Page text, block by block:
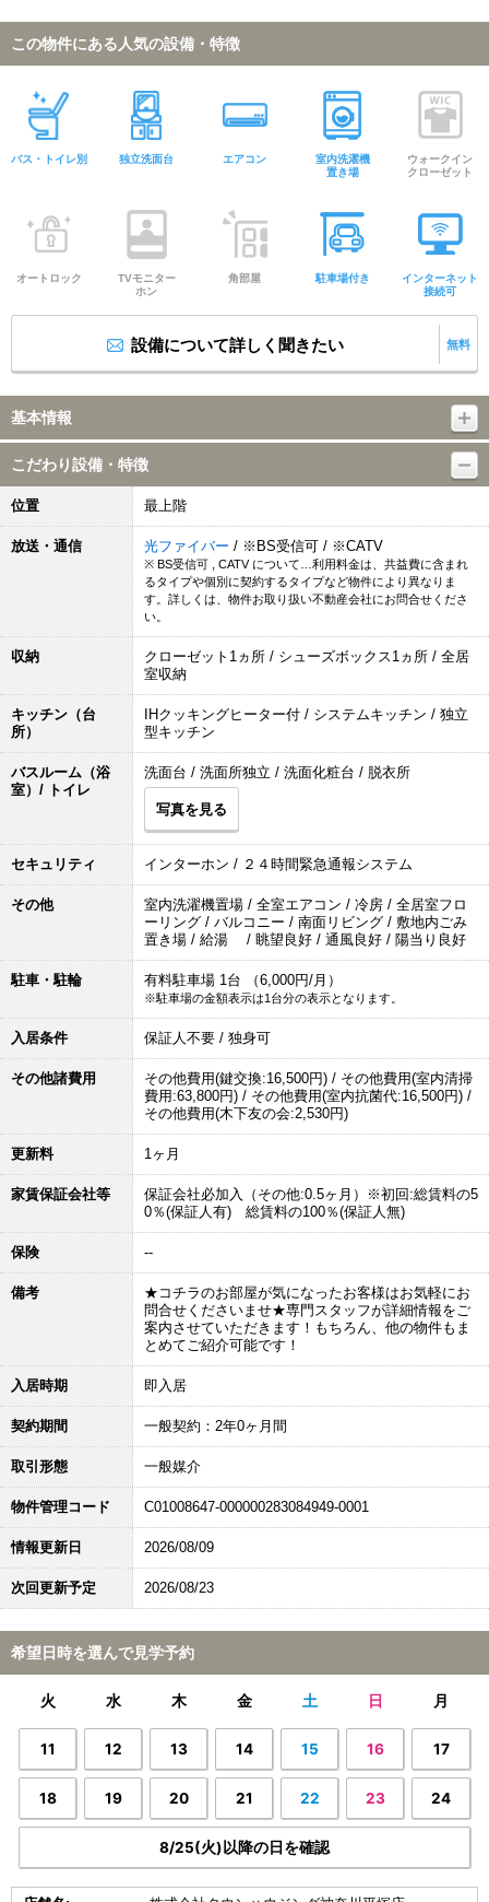
この物件にある人気の設備・特徴
バス・トイレ別 独立洗面台 エアコン
室内洗濯機
置き場
ウォークイン
クローゼット
オートロック
TVモニター
ホン
角部屋 駐車場付き
インターネット
接続可
設備について詳しく聞きたい 無料
基本情報
こだわり設備・特徴
位置 最上階
放送・通信 光ファイバー / ※BS受信可 / ※CATV
※ BS受信可 , CATV について…利用料金は、共益費に含まれ
るタイプや個別に契約するタイプなど物件により異なりま
す。詳しくは、物件お取り扱い不動産会社にお問合せくださ
い。
収納
クローゼット1ヵ所 / シューズボックス1ヵ所 / 全居
室収納
キッチン（台
所）
IHクッキングヒーター付 / システムキッチン / 独立
型キッチン
バスルーム（浴
室）/ トイレ
洗面台 / 洗面所独立 / 洗面化粧台 / 脱衣所
写真を見る
セキュリティ インターホン / ２４時間緊急通報システム
その他
室内洗濯機置場 / 全室エアコン / 冷房 / 全居室フロ
ーリング / バルコニー / 南面リビング / 敷地内ごみ
置き場 / 給湯 / 眺望良好 / 通風良好 / 陽当り良好
駐車・駐輪 有料駐車場 1台 （6,000円/月）
※駐車場の金額表示は1台分の表示となります。
入居条件 保証人不要 / 独身可
その他諸費用
その他費用(鍵交換:16,500円) / その他費用(室内清掃
費用:63,800円) / その他費用(室内抗菌代:16,500円) /
その他費用(木下友の会:2,530円)
更新料 1ヶ月
家賃保証会社等
保証会社必加入（その他:0.5ヶ月）※初回:総賃料の5
0％(保証人有) 総賃料の100％(保証人無)
保険 --
備考
★コチラのお部屋が気になったお客様はお気軽にお
問合せくださいませ★専門スタッフが詳細情報をご
案内させていただきます！もちろん、他の物件もま
とめてご紹介可能です！
入居時期 即入居
契約期間 一般契約：2年0ヶ月間
取引形態 一般媒介
物件管理コード C01008647-000000283084949-0001
情報更新日 2026/08/09
次回更新予定 2026/08/23
希望日時を選んで見学予約
火 水 木 金 土 日 月
11 12 13 14 15 16 17
18 19 20 21 22 23 24
8/25(火)以降の日を確認